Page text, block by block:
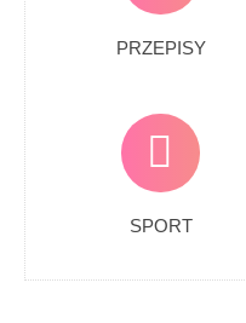
PRZEPISY
SPORT